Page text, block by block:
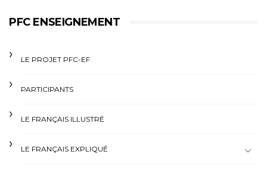
PFC ENSEIGNEMENT
LE PROJET PFC-EF
PARTICIPANTS
LE FRANÇAIS ILLUSTRÉ
LE FRANÇAIS EXPLIQUÉ